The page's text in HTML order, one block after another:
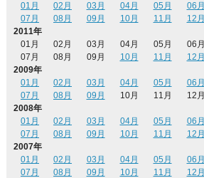
01月
02月 03月 04月 05月
06月
07月
08月 09月 10月 11月
12月
2011年
01月
02月 03月 04月 05月
06月
07月
08月 09月 10月 11月
12月
2009年
01月
02月 03月 04月 05月
06月
07月
08月 09月 10月 11月
12月
2008年
01月
02月 03月 04月 05月
06月
07月
08月 09月 10月 11月
12月
2007年
01月
02月 03月 04月 05月
06月
07月
08月 09月 10月 11月
12月